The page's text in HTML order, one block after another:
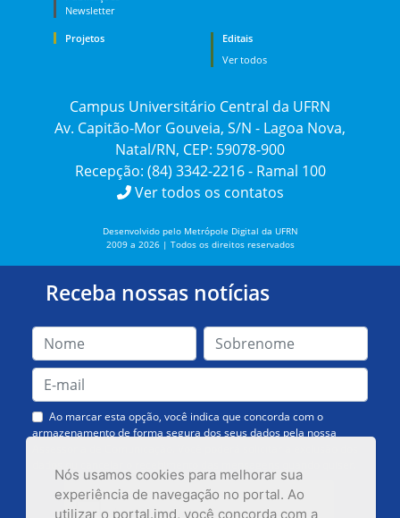
Nós usamos cookies para melhorar sua
experiência de navegação no portal. Ao
utilizar o portal.imd, você concorda com a
Newsletter
Projetos
Editais
Ver todos
Campus Universitário Central da UFRN
Av. Capitão-Mor Gouveia, S/N - Lagoa Nova,
Natal/RN, CEP: 59078-900
Recepção: (84) 3342-2216 - Ramal 100
Ver todos os contatos
Desenvolvido pelo Metrópole Digital da UFRN
2009 a 2026 | Todos os direitos reservados
Receba nossas notícias
Ao marcar esta opção, você indica que concorda com o
armazenamento de forma segura dos seus dados pela nossa